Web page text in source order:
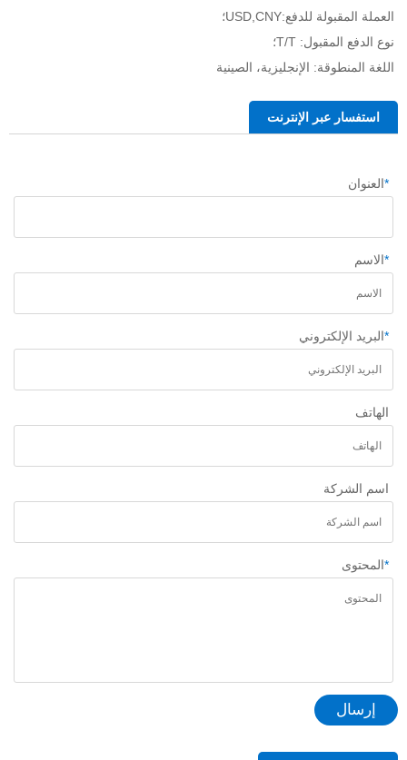
العملة المقبولة للدفع:USD,CNY؛
نوع الدفع المقبول: T/T؛
اللغة المنطوقة: الإنجليزية، الصينية
استفسار عبر الإنترنت
*العنوان
*الاسم
*البريد الإلكتروني
الهاتف
اسم الشركة
*المحتوى
إرسال